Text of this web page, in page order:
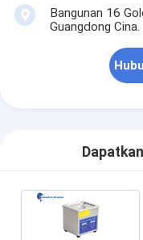
Bangunan 16
Guangdong Cina.